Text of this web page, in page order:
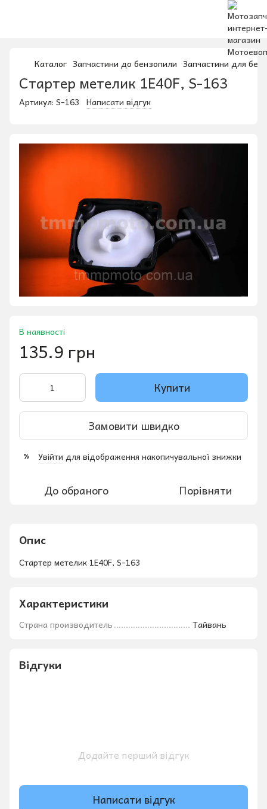
Каталог Запчастини до бензопили Запчастини для
Стартер метелик 1E40F, S-163
Артикул: S-163 Написати відгук
В наявності
135.9 грн
Купити
Замовити швидко
% Увійти для відображення накопичувальної знижки
До обраного Порівняти
Опис
Стартер метелик 1E40F, S-163
Характеристики
Страна производитель Тайвань
Відгуки
Додайте перший відгук
Написати відгук